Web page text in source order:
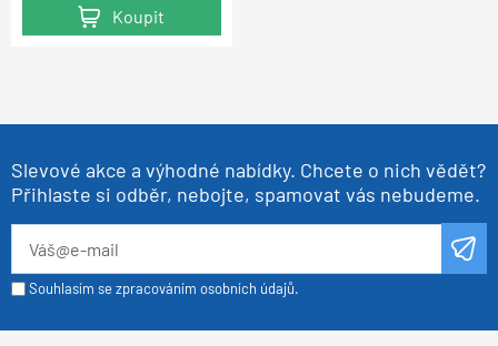
Koupit
Koupit
Koupit
Koupit
Koupit
Slevové akce a výhodné nabídky. Chcete o nich vědět?
Přihlaste si odběr, nebojte, spamovat vás nebudeme.
Souhlasím se zpracováním osobních údajů.